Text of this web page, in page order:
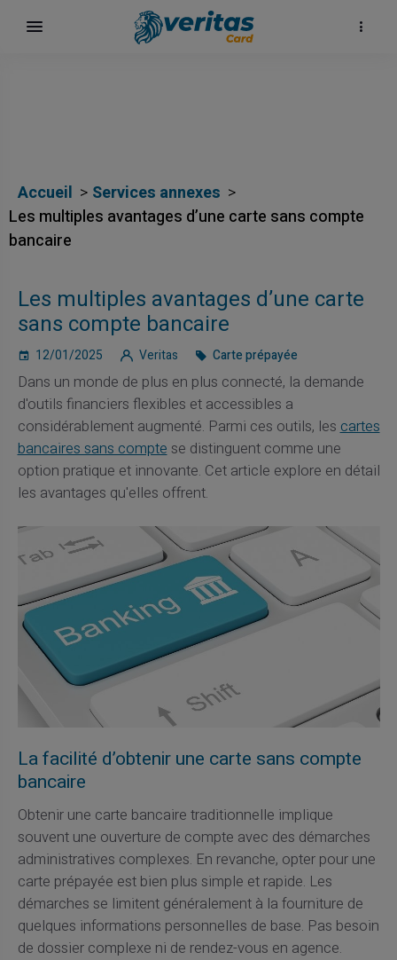
Accueil
Services annexes
Les multiples avantages d’une carte sans compte
bancaire
Les multiples avantages d’une carte
sans compte bancaire
12/01/2025 Veritas Carte prépayée
Dans un monde de plus en plus connecté, la demande
d'outils financiers flexibles et accessibles a
considérablement augmenté. Parmi ces outils, lescartes
bancaires sans comptese distinguent comme une
option pratique et innovante. Cet article explore en détail
les avantages qu'elles offrent.
La facilité d’obtenir une carte sans compte
bancaire
Obtenir une carte bancaire traditionnelle implique
souvent une ouverture de compte avec des démarches
administratives complexes. En revanche, opter pour une
carte prépayée est bien plus simple et rapide. Les
démarches se limitent généralement à la fourniture de
quelques informations personnelles de base. Pas besoin
de dossier complexe ni de rendez-vous en agence.